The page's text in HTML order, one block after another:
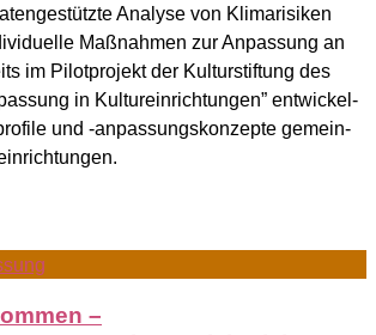
Ana­ly­se von Kli­ma­ri­si­ken
Maß­nah­men zur Anpas­sung an
im Pilot­pro­jekt der Kul­tur­stif­tung des
in Kul­tur­ein­rich­tun­gen” ent­wi­ckel­
und ‑anpas­sungs­kon­zep­te gemein­
–